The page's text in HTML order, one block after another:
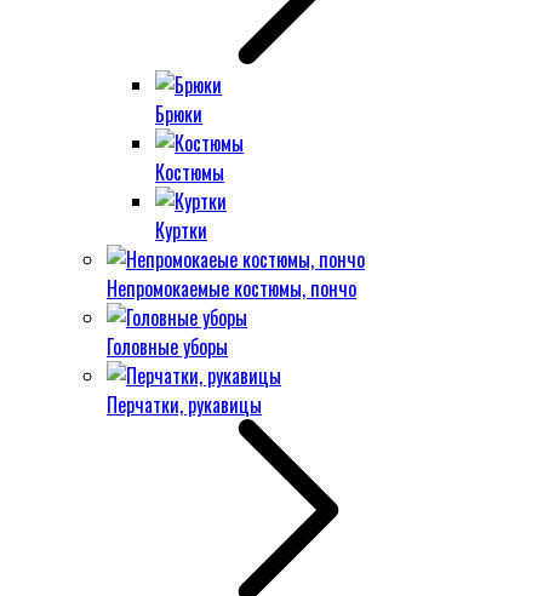
Брюки
Костюмы
Куртки
Непромокаемые костюмы, пончо
Головные уборы
Перчатки, рукавицы